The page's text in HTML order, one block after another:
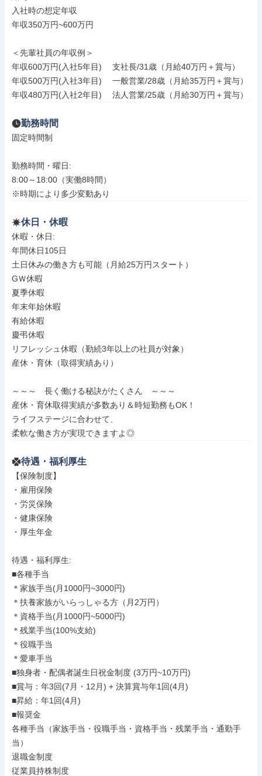
入社時の想定年収
年収350万円~600万円
＜先輩社員の年収例＞
年収600万円(入社5年目) 　支社長/31歳（月給40万円＋賞与）
年収500万円(入社3年目) 　一般営業/28歳（月給35万円＋賞与）
年収480万円(入社2年目) 　法人営業/25歳（月給30万円＋賞与）
勤務時間
固定時間制
勤務時間・曜日:
8:00～18:00（実働8時間）
※時期により多少変動あり
休日・休暇
休暇・休日:
年間休日105日
土日休みの働き方も可能（月給25万円スタート）
GＷ休暇
夏季休暇
年末年始休暇
有給休暇
慶弔休暇
リフレッシュ休暇（勤続3年以上の社員が対象）
産休・育休（取得実績あり）
～～～　長く働ける秘訣がたくさん　～～～
産休・育休取得実績が多数あり＆時短勤務もOK！
ライフステージに合わせて、
柔軟な働き方が実現できますよ◎
待遇・福利厚生
【保険制度】
・雇用保険
・労災保険
・健康保険
・厚生年金
待遇・福利厚生:
■各種手当
＊家族手当(月1000円~3000円)
＊扶養家族がいらっしゃる方（月2万円）
＊資格手当(月1000円~5000円)
＊残業手当(100%支給)
＊役職手当
＊愛車手当
■独身者・配偶者誕生日祝金制度 (3万円~10万円)
■賞与：年3回(7月・12月) + 決算賞与年1回(4月)
■昇給：年1回(4月)
■報奨金
各種手当（家族手当・役職手当・資格手当・残業手当・通勤手
当）
退職金制度
従業員持株制度